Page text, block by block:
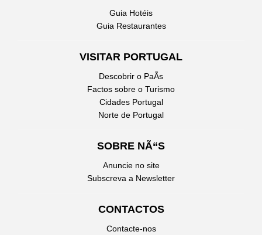
Guia Hotéis
Guia Restaurantes
VISITAR PORTUGAL
Descobrir o PaÃ­s
Factos sobre o Turismo
Cidades Portugal
Norte de Portugal
SOBRE NÃ“S
Anuncie no site
Subscreva a Newsletter
CONTACTOS
Contacte-nos